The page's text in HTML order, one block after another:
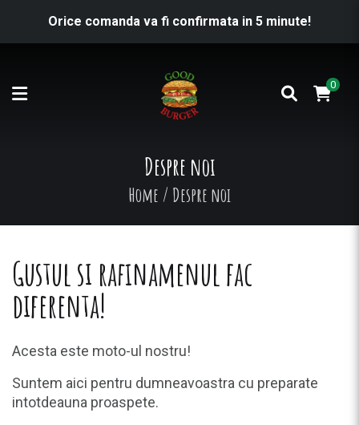
Orice comanda va fi confirmata in 5 minute!
0
Despre noi
Home / Despre noi
Gustul si rafinamenul fac
diferenta!
Acesta este moto-ul nostru!
Suntem aici pentru dumneavoastra cu preparate
intotdeauna proaspete.